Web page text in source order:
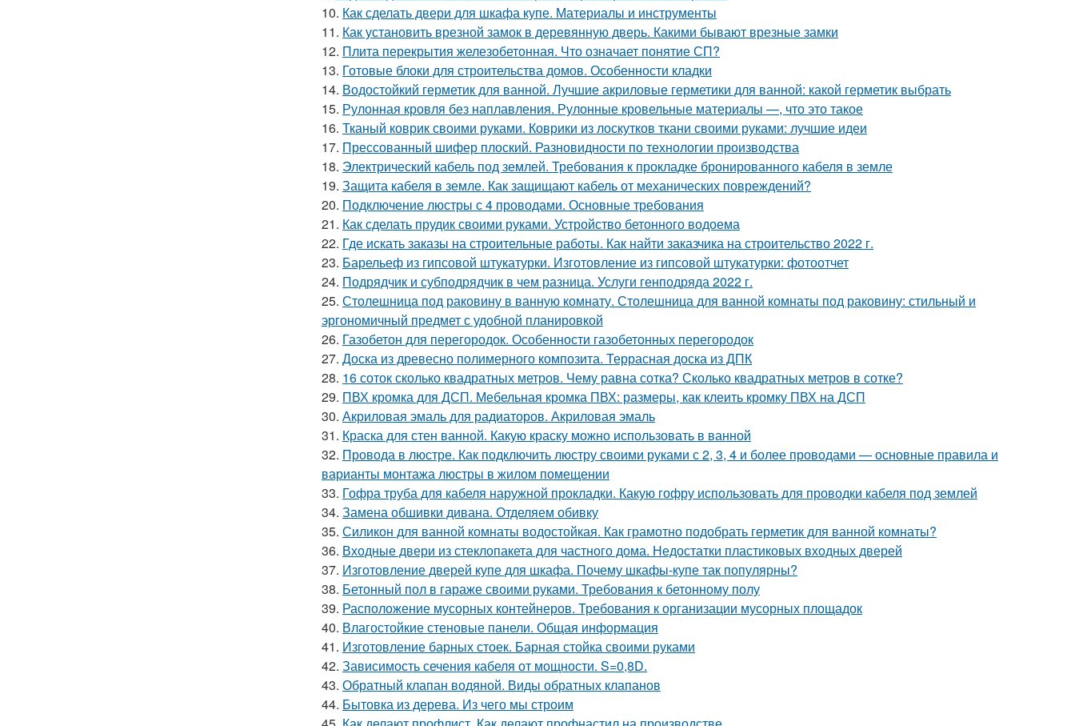
10. Как сделать двери для шкафа купе. Материалы и инструменты
11. Как установить врезной замок в деревянную дверь. Какими бывают врезные замки
12. Плита перекрытия железобетонная. Что означает понятие СП?
13. Готовые блоки для строительства домов. Особенности кладки
14. Водостойкий герметик для ванной. Лучшие акриловые герметики для ванной: какой герметик выбрать
15. Рулонная кровля без наплавления. Рулонные кровельные материалы —, что это такое
16. Тканый коврик своими руками. Коврики из лоскутков ткани своими руками: лучшие идеи
17. Прессованный шифер плоский. Разновидности по технологии производства
18. Электрический кабель под землей. Требования к прокладке бронированного кабеля в земле
19. Защита кабеля в земле. Как защищают кабель от механических повреждений?
20. Подключение люстры с 4 проводами. Основные требования
21. Как сделать прудик своими руками. Устройство бетонного водоема
22. Где искать заказы на строительные работы. Как найти заказчика на строительство 2022 г.
23. Барельеф из гипсовой штукатурки. Изготовление из гипсовой штукатурки: фотоотчет
24. Подрядчик и субподрядчик в чем разница. Услуги генподряда 2022 г.
25. Столешница под раковину в ванную комнату. Столешница для ванной комнаты под раковину: стильный и
эргономичный предмет с удобной планировкой
26. Газобетон для перегородок. Особенности газобетонных перегородок
27. Доска из древесно полимерного композита. Террасная доска из ДПК
28. 16 соток сколько квадратных метров. Чему равна сотка? Сколько квадратных метров в сотке?
29. ПВХ кромка для ДСП. Мебельная кромка ПВХ: размеры, как клеить кромку ПВХ на ДСП
30. Акриловая эмаль для радиаторов. Акриловая эмаль
31. Краска для стен ванной. Какую краску можно использовать в ванной
32. Провода в люстре. Как подключить люстру своими руками с 2, 3, 4 и более проводами — основные правила и
варианты монтажа люстры в жилом помещении
33. Гофра труба для кабеля наружной прокладки. Какую гофру использовать для проводки кабеля под землей
34. Замена обшивки дивана. Отделяем обивку
35. Силикон для ванной комнаты водостойкая. Как грамотно подобрать герметик для ванной комнаты?
36. Входные двери из стеклопакета для частного дома. Недостатки пластиковых входных дверей
37. Изготовление дверей купе для шкафа. Почему шкафы-купе так популярны?
38. Бетонный пол в гараже своими руками. Требования к бетонному полу
39. Расположение мусорных контейнеров. Требования к организации мусорных площадок
40. Влагостойкие стеновые панели. Общая информация
41. Изготовление барных стоек. Барная стойка своими руками
42. Зависимость сечения кабеля от мощности. S=0,8D.
43. Обратный клапан водяной. Виды обратных клапанов
44. Бытовка из дерева. Из чего мы строим